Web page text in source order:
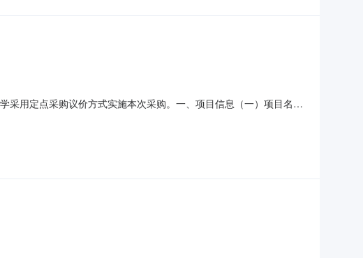
采用定点采购议价方式实施本次采购。一、项目信息（一）项目名
单要求规格，材料制作手手册。印制2500份手册19,750项（五）议